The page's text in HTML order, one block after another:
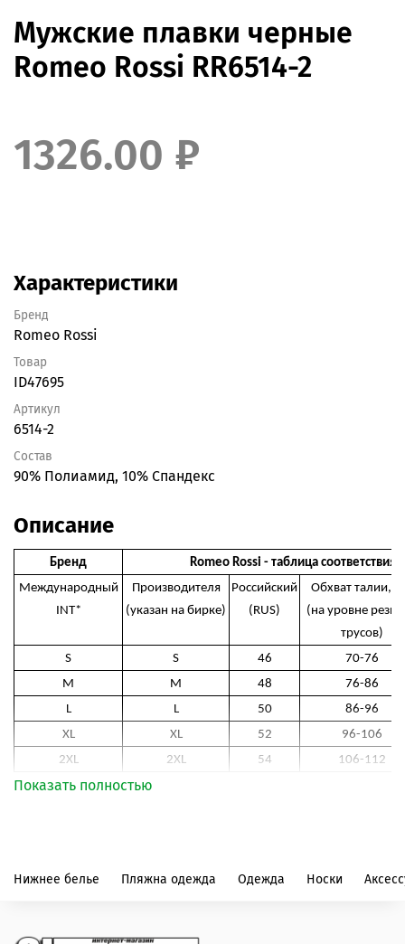
Мужские плавки черные
Romeo Rossi RR6514-2
1326.00 ₽
Характеристики
Бренд
Romeo Rossi
Товар
ID47695
Артикул
6514-2
Состав
90% Полиамид, 10% Спандекс
Описание
Бренд
Romeo Rossi - таблица соответствия
Международный
INT*
Производителя
(указан на бирке)
Российский
(RUS)
Обхват талии,
(на уровне
трусов)
S
S 46
70-76
M
M 48
76-86
L
L 50
86-96
XL
XL 52
96-106
2XL
2XL 54 106-112
Показать полностью
Нижнее белье Пляжна одежда Одежда Носки